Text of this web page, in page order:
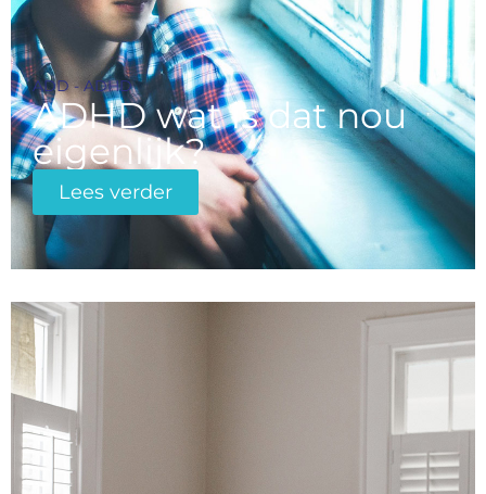
ADD - ADHD
ADHD wat is dat nou
eigenlijk?
Lees verder